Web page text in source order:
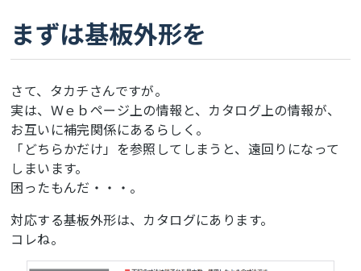
まずは基板外形を
さて、タカチさんですが。
実は、Ｗｅｂページ上の情報と、カタログ上の情報が、
お互いに補完関係にあるらしく。
「どちらかだけ」を参照してしまうと、遠回りになって
しまいます。
困ったもんだ・・・。
対応する基板外形は、カタログにあります。
コレね。